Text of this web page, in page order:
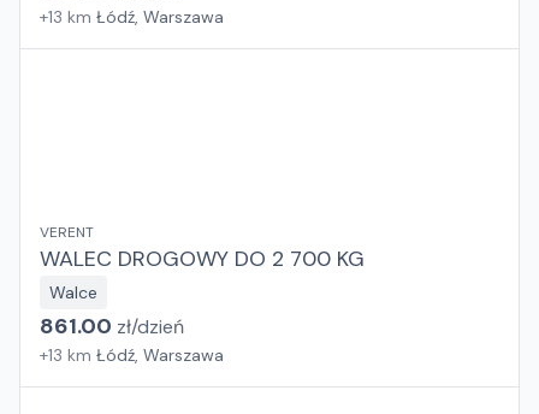
+13 km Łódź, Warszawa
VERENT
WALEC DROGOWY DO 2 700 KG
Walce
861.00 zł/dzień
+13 km Łódź, Warszawa